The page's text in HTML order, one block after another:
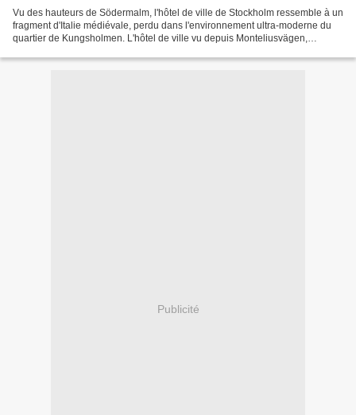
Vu des hauteurs de Södermalm, l'hôtel de ville de Stockholm ressemble à un
fragment d'Italie médiévale, perdu dans l'environnement ultra-moderne du
quartier de Kungsholmen. L'hôtel de ville vu depuis Monteliusvägen,
Publicité